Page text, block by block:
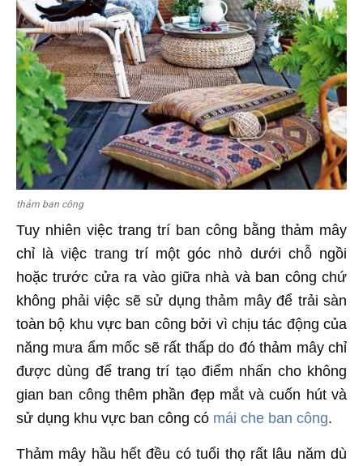
thảm ban công
Tuy nhiên việc trang trí ban công bằng thảm mây
chỉ là việc trang trí một góc nhỏ dưới chỗ ngồi
hoặc trước cửa ra vào giữa nhà và ban công chứ
không phải việc sẽ sử dụng thảm mây để trải sàn
toàn bộ khu vực ban công bởi vì chịu tác động của
năng mưa ẩm mốc sẽ rất thấp do đó thảm mây chỉ
được dùng để trang trí tạo điểm nhấn cho không
gian ban công thêm phần đẹp mắt và cuốn hút và
sử dụng khu vực ban công có mái che ban công.
Thảm mây hầu hết đều có tuổi thọ rất lâu năm dù